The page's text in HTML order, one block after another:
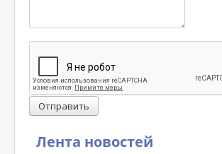
Лента новостей
Отправить